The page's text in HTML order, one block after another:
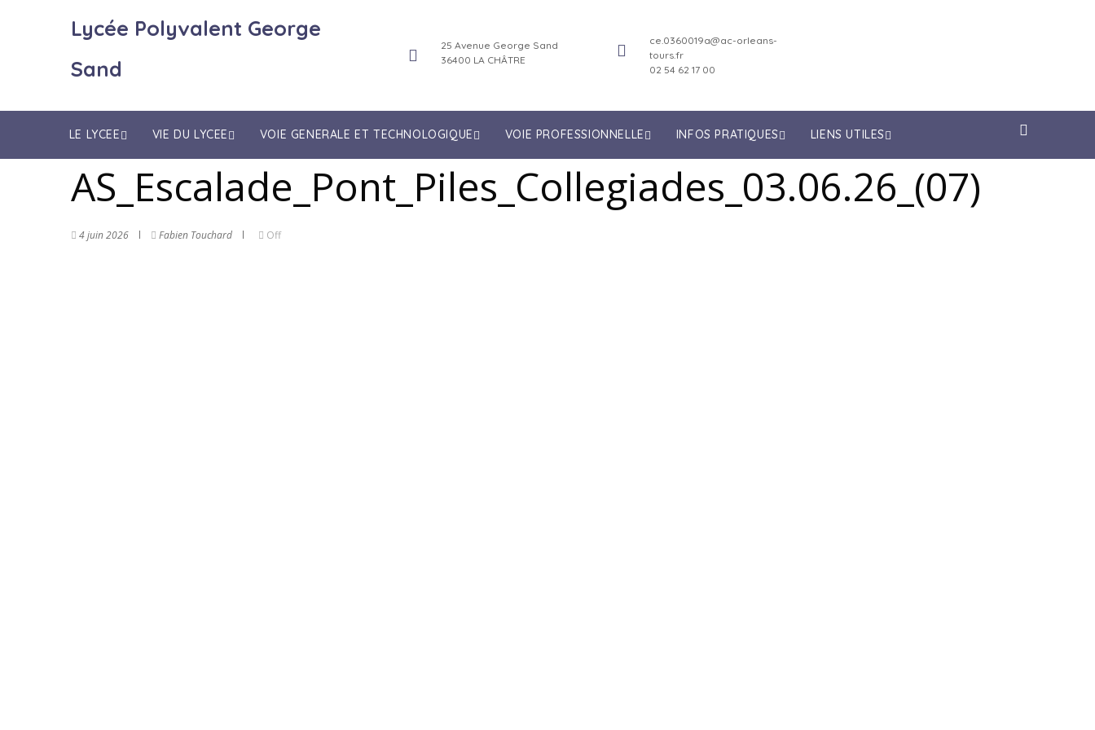
Lycée Polyvalent George
Sand
25 Avenue George Sand
36400 LA CHÂTRE
ce.0360019a@ac-orleans-
tours.fr
02 54 62 17 00
LE LYCEE VIE DU LYCEE VOIE GENERALE ET TECHNOLOGIQUE VOIE PROFESSIONNELLE INFOS PRATIQUES LIENS UTILES
AS_Escalade_Pont_Piles_Collegiades_03.06.26_(07)
4 juin 2026 Fabien Touchard Off